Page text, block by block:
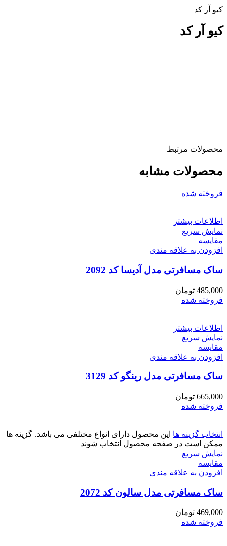
کیو آر کد
کیو آر کد
محصولات مرتبط
محصولات مشابه
فروخته شده
اطلاعات بیشتر
نمایش سریع
مقايسه
افزودن به علاقه مندی
ساک مسافرتی مدل آدیسا کد 2092
485,000 تومان
فروخته شده
اطلاعات بیشتر
نمایش سریع
مقايسه
افزودن به علاقه مندی
ساک مسافرتی مدل رینگو کد 3129
665,000 تومان
فروخته شده
انتخاب گزینه ها این محصول دارای انواع مختلفی می باشد. گزینه ها
ممکن است در صفحه محصول انتخاب شوند
نمایش سریع
مقايسه
افزودن به علاقه مندی
ساک مسافرتی مدل سالون کد 2072
469,000 تومان
فروخته شده